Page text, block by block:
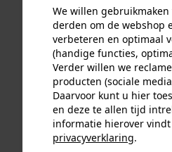
Helly Hansen
kniebeschermers
standaard Black
15,15 €*
NIEUW
We willen
derden om de webshop
verbeteren en optimaal
(handige functies,
Verder willen we
producten (sociale
Daarvoor kunt u hier
en deze te allen tijd
informatie hierover
privacyverklaring.